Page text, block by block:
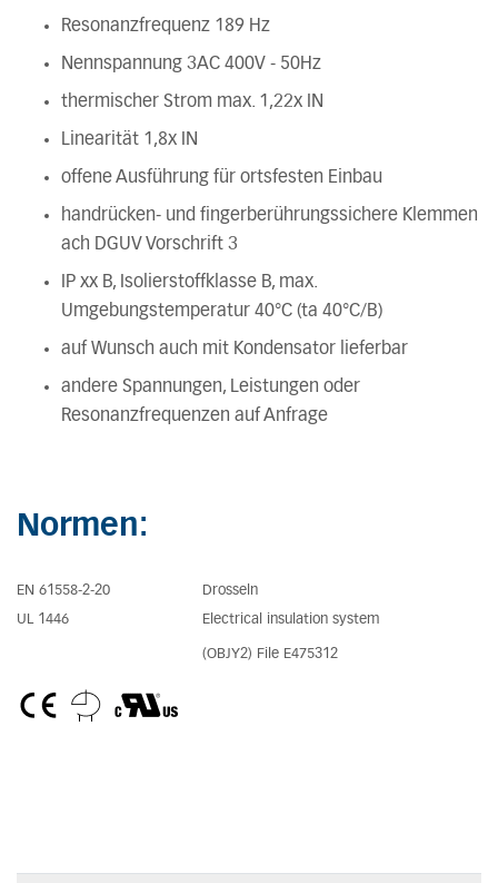
Resonanzfrequenz 189 Hz
Nennspannung 3AC 400V - 50Hz
thermischer Strom max. 1,22x IN
Linearität 1,8x IN
offene Ausführung für ortsfesten Einbau
handrücken- und fingerberührungssichere Klemmen
ach DGUV Vorschrift 3
IP xx B, Isolierstoffklasse B, max.
Umgebungstemperatur 40°C (ta 40°C/B)
auf Wunsch auch mit Kondensator lieferbar
andere Spannungen, Leistungen oder
Resonanzfrequenzen auf Anfrage
Normen:
EN 61558-2-20
Drosseln
UL 1446
Electrical insulation system
(OBJY2) File E475312